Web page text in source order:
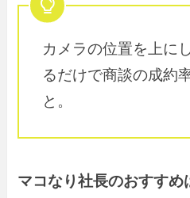
カメラの位置を上に
るだけで商談の成約
と。
マコなり社長のおすすめ